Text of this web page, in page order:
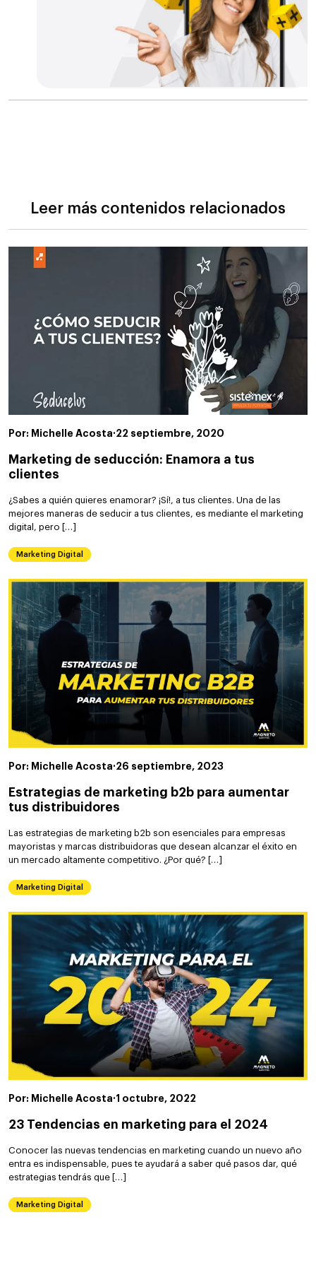
Leer más contenidos relacionados
Por: Michelle Acosta·22 septiembre, 2020
Marketing de seducción: Enamora a tus
clientes
¿Sabes a quién quieres enamorar? ¡Sí!, a tus clientes. Una de las
mejores maneras de seducir a tus clientes, es mediante el marketing
digital, pero […]
Marketing Digital
Por: Michelle Acosta·26 septiembre, 2023
Estrategias de marketing b2b para aumentar
tus distribuidores
Las estrategias de marketing b2b son esenciales para empresas
mayoristas y marcas distribuidoras que desean alcanzar el éxito en
un mercado altamente competitivo. ¿Por qué? […]
Marketing Digital
Por: Michelle Acosta·1 octubre, 2022
23 Tendencias en marketing para el 2024
Conocer las nuevas tendencias en marketing cuando un nuevo año
entra es indispensable, pues te ayudará a saber qué pasos dar, qué
estrategias tendrás que […]
Marketing Digital